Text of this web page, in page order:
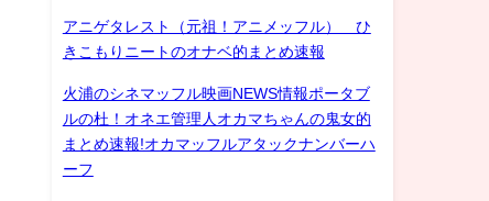
アニゲタレスト（元祖！アニメッフル） ひ
きこもりニートのオナベ的まとめ速報
火浦のシネマッフル映画NEWS情報ポータブ
ルの杜！オネエ管理人オカマちゃんの鬼女的
まとめ速報!オカマッフルアタックナンバーハ
ーフ